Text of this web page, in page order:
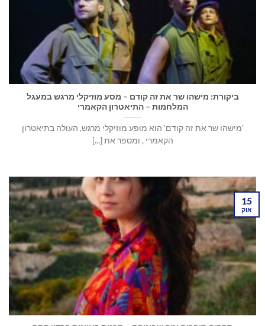
ביקורת: מישהו שר את זה קודם – מסע מוזיקלי מרגש במעגל
המלחמות – התיאטרון הקאמרי
'מישהו שר את זה קודם' הוא מופע מוזיקלי מרגש, העולה בתיאטרון
הקאמרי , ומספר את [...]
15
אוק